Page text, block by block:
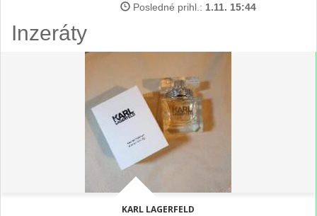
Posledné prihl.: 1.11. 15:44
Inzeráty
KARL LAGERFELD